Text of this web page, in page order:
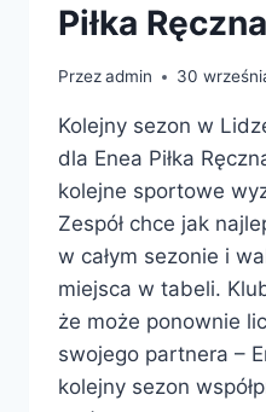
Piłka
Przezadmin 30
Kolejny sezon w
dla Enea Piłka
kolejne sportowe
Zespół chce jak
w całym sezonie i
miejsca w tabeli.
że może ponownie
swojego partnera –
kolejny sezon